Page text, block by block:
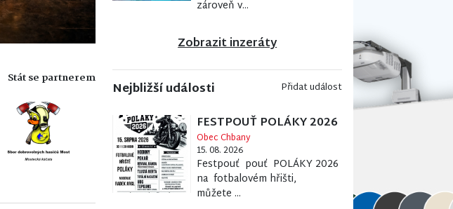
Stát se partnerem
zároveň v...
Zobrazit inzeráty
Nejbližší události Přidat událost
FESTPOUŤ POLÁKY 2026
Obec Chbany
15. 08. 2026
Festpouť pouť POLÁKY 2026
na fotbalovém hřišti,
můžete ...